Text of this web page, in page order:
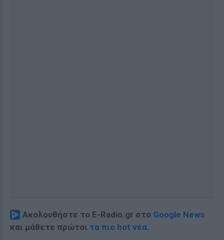
Ακολουθήστε το E-Radio.gr στο Google News
και μάθετε πρώτοι τα πιο hot νέα.